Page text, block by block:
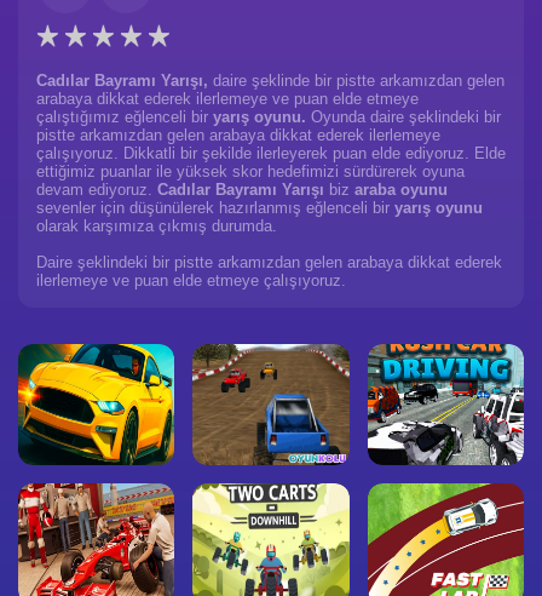
Cadılar Bayramı Yarışı, daire şeklinde bir pistte arkamızdan gelen
arabaya dikkat ederek ilerlemeye ve puan elde etmeye
çalıştığımız eğlenceli bir yarış oyunu. Oyunda daire şeklindeki bir
pistte arkamızdan gelen arabaya dikkat ederek ilerlemeye
çalışıyoruz. Dikkatli bir şekilde ilerleyerek puan elde ediyoruz. Elde
ettiğimiz puanlar ile yüksek skor hedefimizi sürdürerek oyuna
devam ediyoruz. Cadılar Bayramı Yarışı biz araba oyunu
sevenler için düşünülerek hazırlanmış eğlenceli bir yarış oyunu
olarak karşımıza çıkmış durumda.
Daire şeklindeki bir pistte arkamızdan gelen arabaya dikkat ederek
ilerlemeye ve puan elde etmeye çalışıyoruz.